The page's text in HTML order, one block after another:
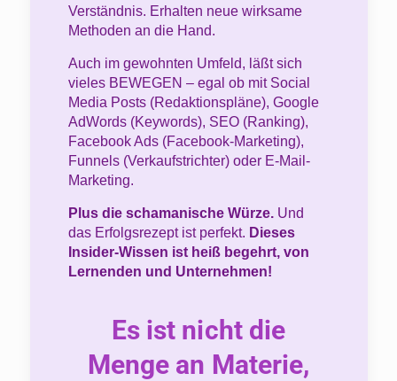
Verständnis. Erhalten neue wirksame
Methoden an die Hand.
Auch im gewohnten Umfeld, läßt sich
vieles BEWEGEN – egal ob mit Social
Media Posts (Redaktionspläne), Google
AdWords (Keywords), SEO (Ranking),
Facebook Ads (Facebook-Marketing),
Funnels (Verkaufstrichter) oder E-Mail-
Marketing.
Plus die schamanische Würze.Und
das Erfolgsrezept ist perfekt. Dieses
Insider-Wissen ist heiß begehrt, von
Lernenden und Unternehmen!
Es ist nicht die
Menge an Materie,